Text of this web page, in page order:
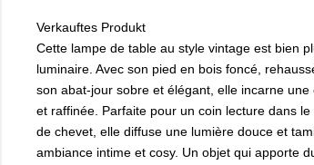
Verkauftes Produkt
Cette lampe de table au style vintage est bien
luminaire. Avec son pied en bois foncé,
son abat-jour sobre et élégant, elle incarne
et raffinée. Parfaite pour un coin lecture dans
de chevet, elle diffuse une lumière douce et
ambiance intime et cosy. Un objet qui apporte